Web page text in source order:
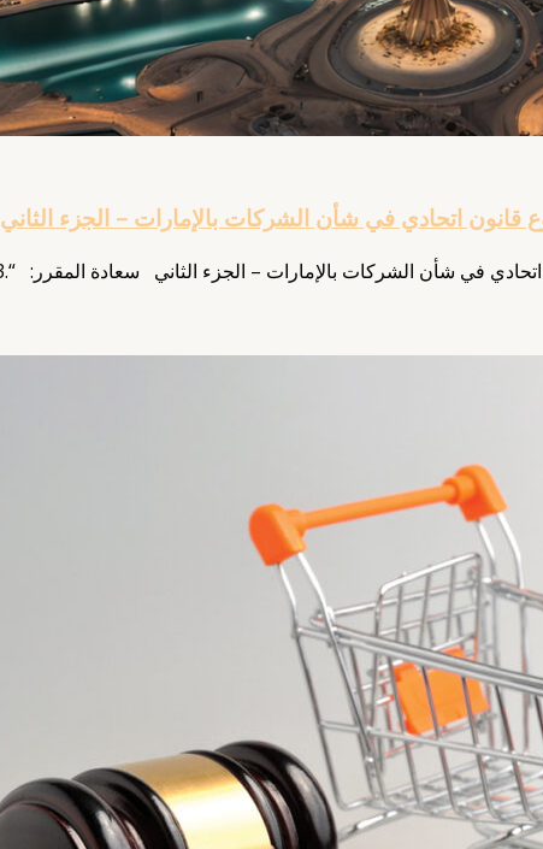
اتحادي في شأن الشركات بالإمارات – الجزء الثاني
بالإمارات – الجزء الثاني سعادة المقرر: “.3 يجوز للشركة الاحتفاظ بنسخة